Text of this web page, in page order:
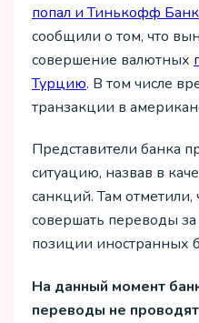
попал и Тинькофф Банк
сообщили о том, что
совершение валютных
Турцию. В том числе
транзакции в
Представители банка
ситуацию, назвав в
санкций. Там отметили,
совершать переводы
позиции иностранных
На данный момент
переводы не проводят